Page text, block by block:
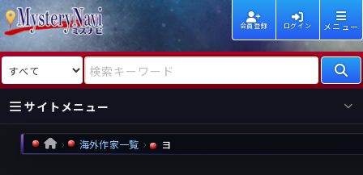
会員登録 ログイン メニュー
検索対象 検索キーワード
サイトメニュー
国内
海外
HOME 海外作家一覧 ヨ